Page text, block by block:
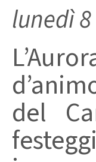
lunedì
del